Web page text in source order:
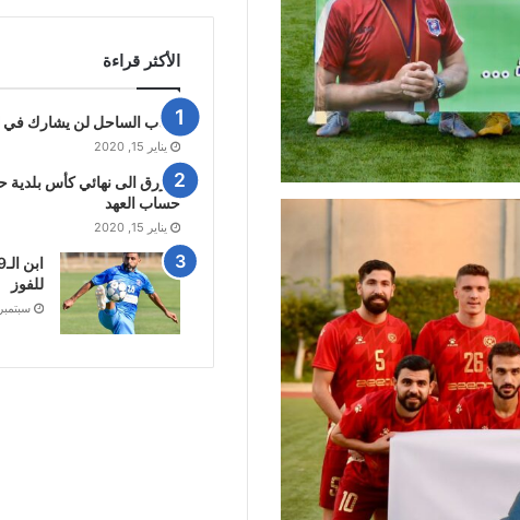
الأكثر قراءة
شباب الساحل لن يشارك في
يناير 15, 2020
الازرق الى نهائي كأس
حساب العهد
يناير 15, 2020
للفوز
سبتمبر 22, 2018